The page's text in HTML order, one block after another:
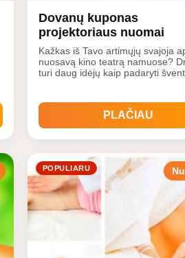
Dovanų kuponas
projektoriaus nuomai
Kažkas iš Tavo artimųjų svajoja
nuosavą kino teatrą namuose?
turi daug idėjų kaip padaryti
dovanų čekį projektoriaus
Džiuginkite vieni kitus!
PLAČIAU
POPULIARU